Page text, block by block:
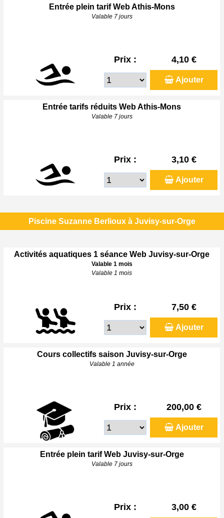
Entrée plein tarif Web Athis-Mons
Valable 7 jours
Prix : 4,10 €
Ajouter
Entrée tarifs réduits Web Athis-Mons
Valable 7 jours
Prix : 3,10 €
Ajouter
Piscine Suzanne Berlioux à Juvisy-sur-Orge
Activités aquatiques 1 séance Web Juvisy-sur-Orge
Valable 1 mois
Valable 1 mois
Prix : 7,50 €
Ajouter
Cours collectifs saison Juvisy-sur-Orge
Valable 1 année
Prix : 200,00 €
Ajouter
Entrée plein tarif Web Juvisy-sur-Orge
Valable 7 jours
Prix : 3,00 €